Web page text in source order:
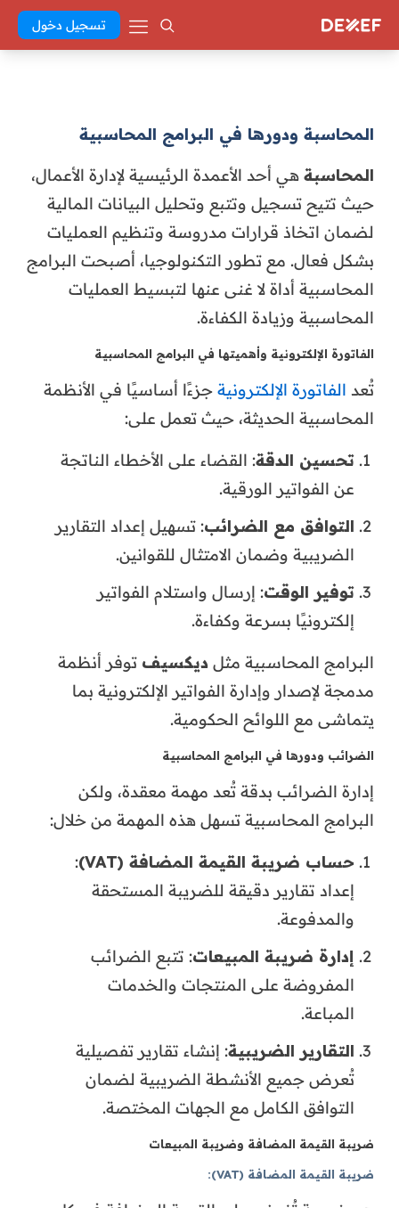
تسجيل دخول
المحاسبة ودورها في البرامج المحاسبية
المحاسبة هي أحد الأعمدة الرئيسية لإدارة الأعمال،
حيث تتيح تسجيل وتتبع وتحليل البيانات المالية
لضمان اتخاذ قرارات مدروسة وتنظيم العمليات
بشكل فعال. مع تطور التكنولوجيا، أصبحت البرامج
المحاسبية أداة لا غنى عنها لتبسيط العمليات
المحاسبية وزيادة الكفاءة.
الفاتورة الإلكترونية وأهميتها في البرامج المحاسبية
تُعد الفاتورة الإلكترونية جزءًا أساسيًا في الأنظمة
المحاسبية الحديثة، حيث تعمل على:
تحسين الدقة: القضاء على الأخطاء الناتجة
عن الفواتير الورقية.
التوافق مع الضرائب: تسهيل إعداد التقارير
الضريبية وضمان الامتثال للقوانين.
توفير الوقت: إرسال واستلام الفواتير
إلكترونيًا بسرعة وكفاءة.
البرامج المحاسبية مثل ديكسيف توفر أنظمة
مدمجة لإصدار وإدارة الفواتير الإلكترونية بما
يتماشى مع اللوائح الحكومية.
الضرائب ودورها في البرامج المحاسبية
إدارة الضرائب بدقة تُعد مهمة معقدة، ولكن
البرامج المحاسبية تسهل هذه المهمة من خلال:
حساب ضريبة القيمة المضافة (VAT)
:
إعداد تقارير دقيقة للضريبة المستحقة
والمدفوعة.
إدارة ضريبة المبيعات: تتبع الضرائب
المفروضة على المنتجات والخدمات
المباعة.
التقارير الضريبية: إنشاء تقارير تفصيلية
تُعرض جميع الأنشطة الضريبية لضمان
التوافق الكامل مع الجهات المختصة.
ضريبة القيمة المضافة وضريبة المبيعات
ضريبة القيمة المضافة (VAT):